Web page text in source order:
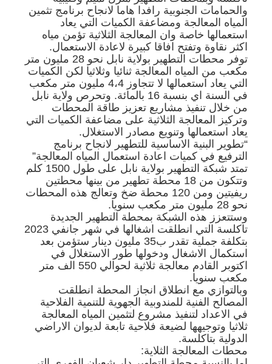
والحمامات الجنوبية رافدا هاما لانجاح برنامج تثمين
المياه المعالجة ومضاعفة الكميات التي يعاد
استعمالها خاصة وان المعالجة الثلاثية تؤمن مياه
اكثر نقاوة وتفتح افاقا كبيرة لاعادة الاستعمال.
توفر محطات التطهير بولاية نابل نحو 28 مليون متر
مكعب من المياه المعالجة ثنائيا وثلاثيا لكن الكميات
التي يعاد استعمالها لا تتجاوز 4،4 مليون متر مكعب
في السنة اي بنسبة 16 بالمائة. وتحرص ولاية نابل
من خلال تنفيذ مشاريع تعزيز طاقة المحطات
وتركيز المعالجة الثلاثية على مضاعفة الكميات التي
يعاد استعمالها وتنويع مصادر الاستغلال.
“تطوير البنية الاساسية للتطهير لانجاح برنامج
الترفيع في كميات اعادة استعمال المياه المعالجة”
تمتد شبكة التطهير بولاية نابل على طول 1500 كلم
وتتكون من 18 محطة تطهير من بينها محطتين
ريفيتين ومن 120 محطة ضخ وتعالج هذه المحطات
نحو 28 مليون متر مكعب سنويا.
وستتعزز هذه الشبكة بمحطة التطهير الجديدة
تاكلسة التي انطلقت اشغالها في شهر جانفي 2023
بتكلفة جملية تقدر ب35 مليون دينار ستؤمن بعد
استكمال الاشغال ودخولها طور الاستغلال في
اكتوبر القادم معالجة ثلاثية لحوالي 550 الف متر
مكعب سنويا.
وبالتوازي مع انطلاق انجاز المحطة انطلقت
المصالح الفنية للمندوبية الجهوية للتنمية الفلاحية
في الاعداد لتنفيذ مشروع لتثمين المياه المعالجة
ثلاثيا وتوجيهها لضيعة فلاحية تابعة لديوان الاراضي
الدولية بتاكلسة.
محطات المعالجة الثلاية: